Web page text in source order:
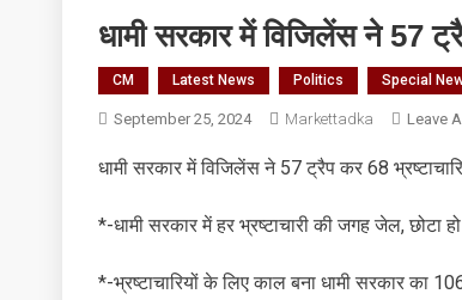
धामी सरकार में विजिलेंस ने 57
CM Latest News Politics Special
September 25, 2024 Markettadka Leave
धामी सरकार में विजिलेंस ने 57 ट्रैप कर 68
*-धामी सरकार में हर भ्रष्टाचारी की जगह जेल, छोटा
*-भ्रष्टाचारियों के लिए काल बना धामी सरकार का